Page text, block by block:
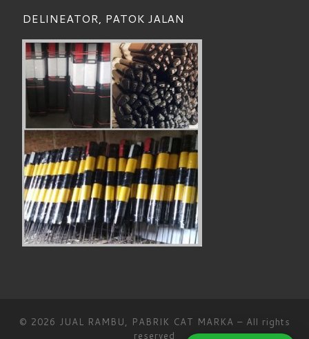
DELINEATOR, PATOK JALAN
© 2026 JUAL RAMBU, PABRIK CAT MARKA – All rights
reserved